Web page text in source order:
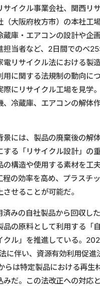
サイクル事業会社、関西リ
（大阪府枚方市）の本社工
蔵庫・エアコンの設計や企
担当者など、2日間でのべ
電リサイクル法における製
用に関する法規制の動向に
にリサイクル工場を見学。
、冷蔵庫、エアコンの解体
景には、製品の廃棄後の解
する「リサイクル設計」の
の構造や使用する素材を工
程の効率を高め、プラスチ
せることが可能だ。
済みの自社製品から回収し
品の原料として利用する「
クル」を推進している。
に伴い、資源有効利用促進
らは特定製品における再生
だ。この法改正への対応と